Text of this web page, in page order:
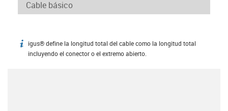
igus-icon-info
igus® define la longitud total del cable como la longitud total
incluyendo el conector o el extremo abierto.